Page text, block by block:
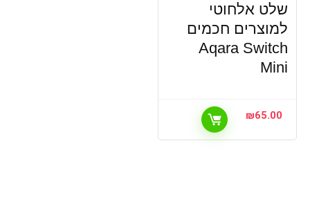
שלט אלחוטי
למוצרים חכמים
Aqara Switch
Mini
₪65.00